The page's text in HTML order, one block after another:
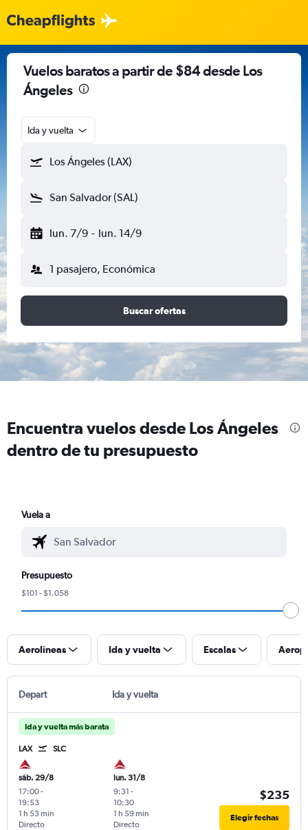
Vuelos baratos a partir de $84 desde Los
Ángeles
Ida y vuelta
Los Ángeles (LAX)
San Salvador (SAL)
lun. 7/9 - lun. 14/9
1 pasajero, Económica
Buscar ofertas
Encuentra vuelos desde Los Ángeles
dentro de tu presupuesto
Vuela a
Presupuesto
$101 - $1.058
Aerolíneas Ida y vuelta Escalas
Depart Ida y vuelta
Ida y vuelta más barata
LAX SLC
sáb. 29/8
17:00-
19:53
Directo
1 h 53 min
lun. 31/8
9:31 -
10:30
Directo
1 h 59 min
$235
Elegir fechas